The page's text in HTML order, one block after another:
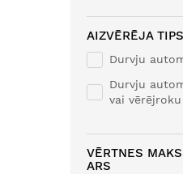
AIZVĒRĒJA TIPS
Durvju
Durvju
vai vērējroku
VĒRTNES
ARS